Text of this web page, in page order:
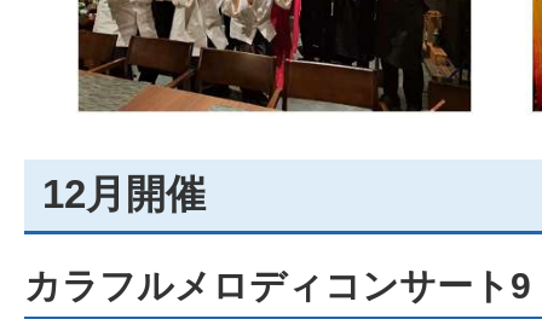
12月開催
カラフルメロディコンサート9